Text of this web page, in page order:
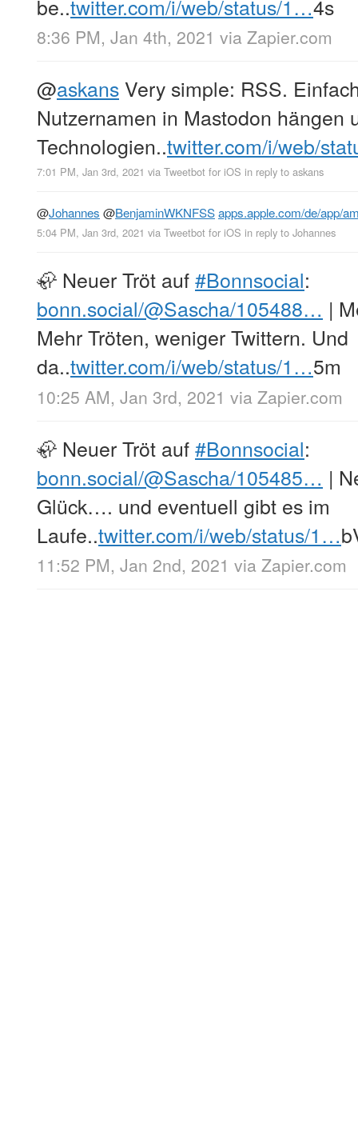
be..twitter.com/i/web/status/1…4s
8:36 PM, Jan 4th, 2021 via Zapier.com
@askans Very simple: RSS.
Nutzernamen in Mastodon hängen
Technologien..twitter.com/i/web/
7:01 PM, Jan 3rd, 2021 via Tweetbot for iΟS in reply to askans
@Johannes @BenjaminWKNFSSapps.apple.com/de/app/
5:04 PM, Jan 3rd, 2021 via Tweetbot for iΟS in reply to Johannes
🦣 Neuer Tröt auf#Bonnsocial:
bonn.social/@Sascha/105488… |
Mehr Tröten, weniger Twittern. Und
da..twitter.com/i/web/status/1…5m
10:25 AM, Jan 3rd, 2021 via Zapier.com
🦣 Neuer Tröt auf#Bonnsocial:
bonn.social/@Sascha/105485… |
Glück…. und eventuell gibt es im
Laufe..twitter.com/i/web/status/1…
11:52 PM, Jan 2nd, 2021 via Zapier.com